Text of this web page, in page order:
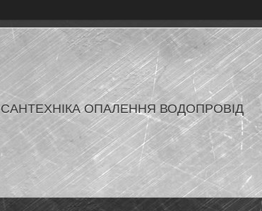
САНТЕХНІКА ОПАЛЕННЯ ВОДОПРОВІД